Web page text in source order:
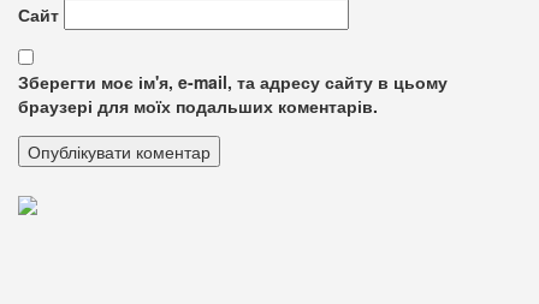
Сайт
Зберегти моє ім'я, e-mail, та адресу сайту в цьому
браузері для моїх подальших коментарів.